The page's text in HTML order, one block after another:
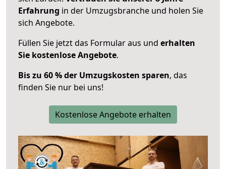
Erfahrung in der Umzugsbranche und holen Sie
sich Angebote.
Füllen Sie jetzt das Formular aus und erhalten
Sie kostenlose Angebote.
Bis zu 60 % der Umzugskosten sparen, das
finden Sie nur bei uns!
Kostenlose Angebote erhalten